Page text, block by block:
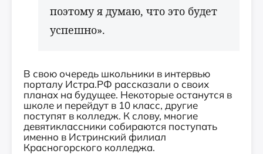
поэтому я думаю, что это будет
успешно».
В свою очередь школьники в интервью
порталу Истра.РФ рассказали о своих
планах на будущее. Некоторые останутся в
школе и перейдут в 10 класс, другие
поступят в колледж. К слову, многие
девятиклассники собираются поступать
именно в Истринский филиал
Красногорского колледжа.